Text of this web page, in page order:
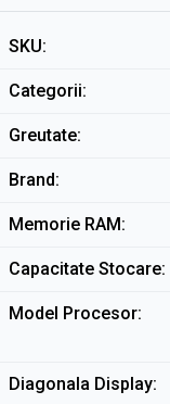
SKU
Categorii
Greutate
Brand
Memorie RAM
Capacitate Stocare
Model Procesor
Diagonala Display